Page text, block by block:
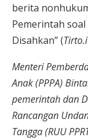
berita
Pemerintah
Disahkan” (
Menteri
Anak (PPPA)
pemerintah dan
Rancangan
Tangga (RUU